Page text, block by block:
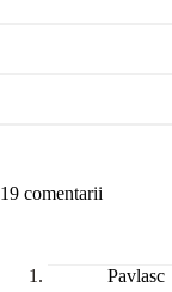
19 comentarii
Pavlasc